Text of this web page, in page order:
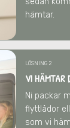
hämtar.
LÖSNING 2
VI HÄMTAR
Ni packar
flyttlådor
som vi